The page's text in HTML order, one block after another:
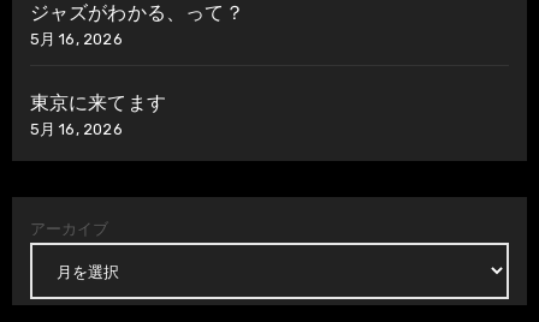
ジャズがわかる、って？
5月 16, 2026
東京に来てます
5月 16, 2026
アーカイブ